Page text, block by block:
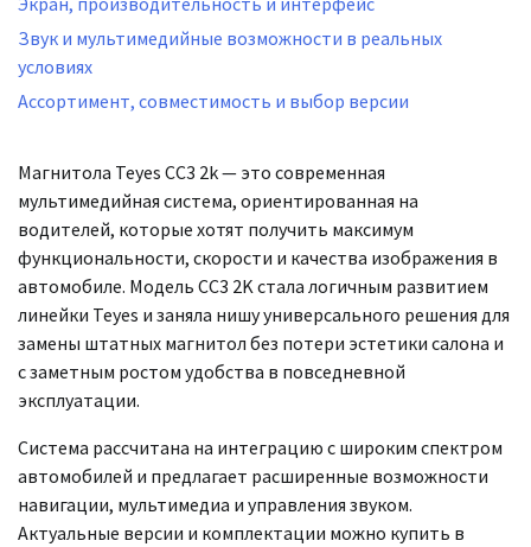
Звук и мультимедийные возможности в реальных
условиях
Ассортимент, совместимость и выбор версии
Магнитола Teyes CC3 2k — это современная
мультимедийная система, ориентированная на
водителей, которые хотят получить максимум
функциональности, скорости и качества изображения в
автомобиле. Модель CC3 2K стала логичным развитием
линейки Teyes и заняла нишу универсального решения для
замены штатных магнитол без потери эстетики салона и
с заметным ростом удобства в повседневной
эксплуатации.
Система рассчитана на интеграцию с широким спектром
автомобилей и предлагает расширенные возможности
навигации, мультимедиа и управления звуком.
Актуальные версии и комплектации можно купить в